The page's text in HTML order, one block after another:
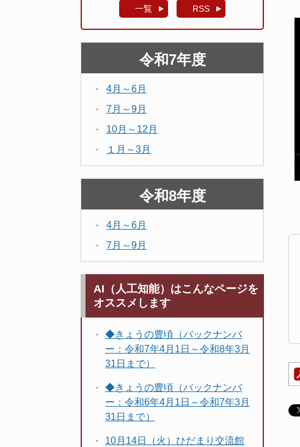
一覧 RSS
令和7年度
4月～6月
7月～9月
10月～12月
１月～3月
令和8年度
4月～6月
7月～9月
AI（人工知能）はこんなページを
オススメします
◆きょうの豊頃（バックナンバ
ー：令和7年4月1日～令和8年3月
31日まで）
◆きょうの豊頃（バックナンバ
ー：令和6年4月1日～令和7年3月
31日まで）
10月14日（火）ひだまり交流館